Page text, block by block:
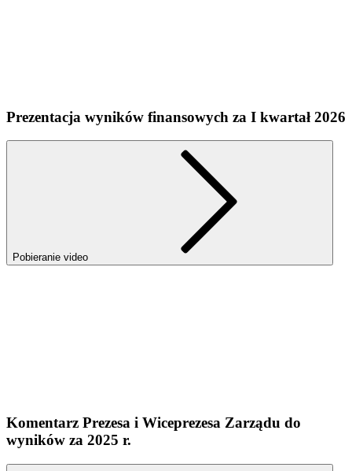
Prezentacja wyników finansowych za I kwartał 2026
Pobieranie video
Komentarz Prezesa i Wiceprezesa Zarządu do
wyników za 2025 r.